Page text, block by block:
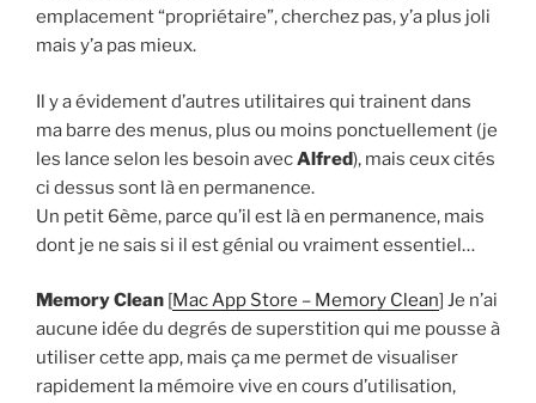
emplacement “propriétaire”, cherchez pas, y’a plus joli
mais y’a pas mieux.
Il y a évidement d’autres utilitaires qui trainent dans
ma barre des menus, plus ou moins ponctuellement (je
les lance selon les besoin avecAlfred), mais ceux cités
ci dessus sont là en permanence.
Un petit 6ème, parce qu’il est là en permanence, mais
dont je ne sais si il est génial ou vraiment essentiel…
Memory Clean [Mac App Store – Memory Clean] Je n’ai
aucune idée du degrés de superstition qui me pousse à
utiliser cette app, mais ça me permet de visualiser
rapidement la mémoire vive en cours d’utilisation,